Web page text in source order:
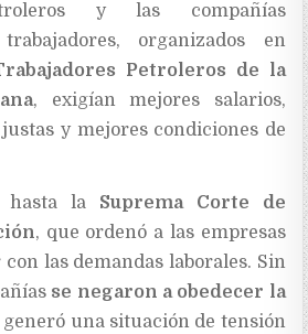
y las compañías
organizados en
Petroleros de la
, exigían mejores salarios,
y mejores condiciones de
hasta la Suprema Corte de
, que ordenó a las empresas
las demandas laborales. Sin
se negaron a obedecer la
generó una situación de tensión